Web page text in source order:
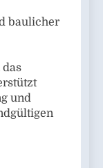
baulicher
und